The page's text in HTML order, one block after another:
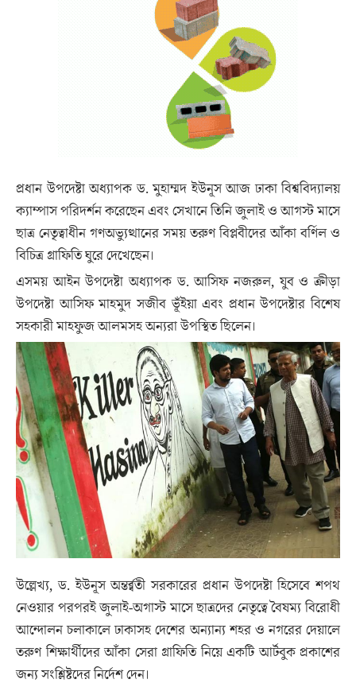
প্রধান উপদেষ্টা অধ্যাপক ড. মুহাম্মদ ইউনূস আজ ঢাকা বিশ্ববিদ্যালয়
ক্যাম্পাস পরিদর্শন করেছেন এবং সেখানে তিনি জুলাই ও আগস্ট মাসে
ছাত্র নেতৃত্বাধীন গণঅভ্যুত্থানের সময় তরুণ বিপ্লবীদের আঁকা বর্ণিল ও
বিচিত্র গ্রাফিতি ঘুরে দেখেছেন।
এসময় আইন উপদেষ্টা অধ্যাপক ড. আসিফ নজরুল, যুব ও ক্রীড়া
উপদেষ্টা আসিফ মাহমুদ সজীব ভূঁইয়া এবং প্রধান উপদেষ্টার বিশেষ
সহকারী মাহফুজ আলমসহ অন্যরা উপস্থিত ছিলেন।
উল্লেখ্য, ড. ইউনূস অন্তর্র্বতী সরকারের প্রধান উপদেষ্টা হিসেবে শপথ
নেওয়ার পরপরই জুলাই-অগাস্ট মাসে ছাত্রদের নেতৃত্বে বৈষম্য বিরোধী
আন্দোলন চলাকালে ঢাকাসহ দেশের অন্যান্য শহর ও নগরের দেয়ালে
তরুণ শিক্ষার্থীদের আঁকা সেরা গ্রাফিতি নিয়ে একটি আর্টবুক প্রকাশের
জন্য সংশ্লিষ্টদের নির্দেশ দেন।